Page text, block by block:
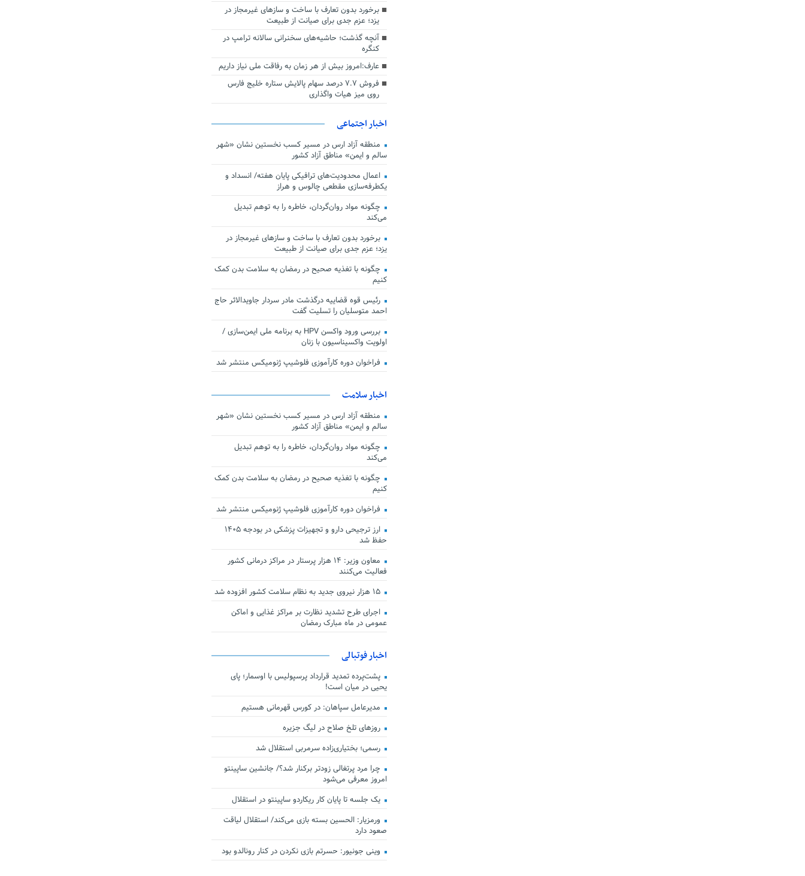
برخورد بدون تعارف با ساخت‌ و سازهای غیرمجاز در
یزد؛ عزم جدی برای صیانت از طبیعت
آنچه گذشت؛ حاشیه‌های سخنرانی سالانه ترامپ در
کنگره
عارف:امروز بیش از هر زمان به رفاقت ملی نیاز داریم
فروش ۷.۷ درصد سهام پالایش ستاره خلیج فارس
روی میز هیات واگذاری
اخبار اجتماعی
منطقه آزاد ارس در مسیر کسب نخستین نشان «شهر
سالم و ایمن» مناطق آزاد کشور
اعمال محدودیت‌های ترافیکی پایان هفته/ انسداد و
یکطرفه‌سازی مقطعی چالوس و هراز
چگونه مواد روان‌گردان، خاطره را به توهم تبدیل
می‌کند
برخورد بدون تعارف با ساخت‌ و سازهای غیرمجاز در
یزد؛ عزم جدی برای صیانت از طبیعت
چگونه با تغذیه صحیح در رمضان به سلامت بدن کمک
کنیم
رئیس قوه قضاییه درگذشت مادر سردار جاویدالاثر حاج
احمد متوسلیان را تسلیت گفت
بررسی ورود واکسن HPV به برنامه ملی ایمن‌سازی /
اولویت واکسیناسیون با زنان
فراخوان دوره کارآموزی فلوشیپ ژنومیکس منتشر شد
اخبار سلامت
منطقه آزاد ارس در مسیر کسب نخستین نشان «شهر
سالم و ایمن» مناطق آزاد کشور
چگونه مواد روان‌گردان، خاطره را به توهم تبدیل
می‌کند
چگونه با تغذیه صحیح در رمضان به سلامت بدن کمک
کنیم
فراخوان دوره کارآموزی فلوشیپ ژنومیکس منتشر شد
ارز ترجیحی دارو و تجهیزات پزشکی در بودجه ۱۴۰۵
حفظ شد
معاون وزیر: ۱۴ هزار پرستار در مراکز درمانی کشور
فعالیت می‌کنند
۱۵ هزار نیروی جدید به نظام سلامت کشور افزوده شد
اجرای طرح تشدید نظارت بر مراکز غذایی و اماکن
عمومی در ماه مبارک رمضان
اخبار فوتبالی
پشت‌پرده تمدید قرارداد پرسپولیس با اوسمار؛ پای
یحیی در میان است!
مدیرعامل سپاهان: در کورس قهرمانی هستیم
روزهای تلخ صلاح در لیگ جزیره
رسمی؛ بختیاری‌زاده سرمربی استقلال شد
چرا مرد پرتغالی زودتر برکنار شد؟/ جانشین ساپینتو
امروز معرفی می‌شود
یک جلسه تا پایان کار ریکاردو ساپینتو در استقلال
ورمزیار: الحسین بسته بازی می‌کند/ استقلال لیاقت
صعود دارد
وینی جونیور: حسرتم بازی نکردن در کنار رونالدو بود